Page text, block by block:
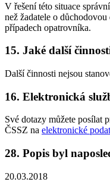
V řešení této situace
než žadatele o
případech opatrovníka.
15. Jaké další
Další činnosti nejsou
16. Elektronická
Své dotazy můžete posílat
ČSSZ na elektronické
28. Popis byl
20.03.2018